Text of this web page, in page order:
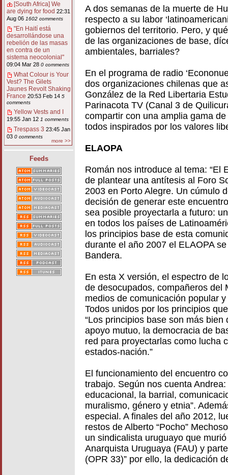
[South Africa] We
are dying for food 22:31
Aug 06 1602 comments
"En Haití está
desarrollándose una
rebelión de las masas
en contra de un
sistema neocolonial"
09:04 Mar 28 0 comments
What Colour is Your
Vest? The Gilets
Jaunes Revolt Shaking
France 20:53 Feb 14 5
comments
Yellow Vests and I
19:55 Jan 12 1 comments
Trespass 3 23:45 Jan
03 0 comments
more >>
Feeds
A dos semanas de la muerte de
respecto a su labor
gobiernos del territorio. Pero, y
de las organizaciones de base,
ambientales, barriales?
En el programa de radio
dos organizaciones chilenas que
González de la Red Libertaria
Parinacota TV (Canal 3 de
compartir con una amplia gama
todos inspirados por los valores
ELAOPA
Román nos introduce al tema: “El
de plantear una antítesis al Foro
2003 en Porto Alegre. Un cúmulo
decisión de generar este
sea posible proyectarla a futuro:
en todos los países de
los principios base de esta
durante el año 2007 el ELAOPA
Bandera.
En esta X versión, el espectro de
de desocupados, compañeros del
medios de comunicación popular
Todos unidos por los principios
“Los principios base son más
apoyo mutuo, la democracia de
red para proyectarlas como lucha
estados-nación.”
El funcionamiento del encuentro
trabajo. Según nos cuenta
educacional, la barrial,
muralismo, género y etnia”.
especial. A finales del año 2012,
restos de Alberto “Pocho”
un sindicalista uruguayo que
Anarquista Uruguaya (FAU) y
(OPR 33)” por ello, la dedicación